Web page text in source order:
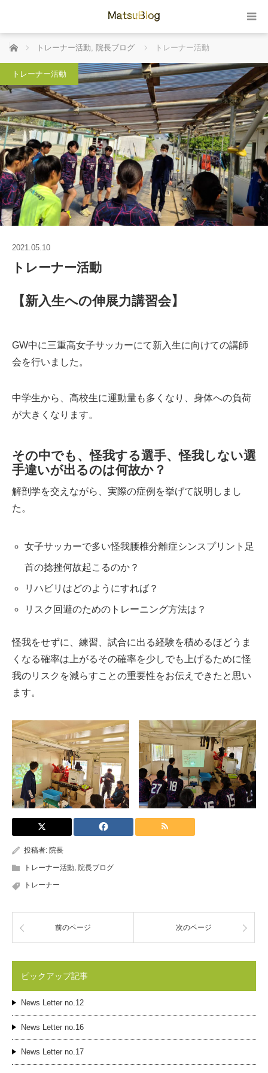
ホーム トレーナー活動, 院長ブログ トレーナー活動
トレーナー活動
2021.05.10
トレーナー活動
【新入生への伸展力講習会】
GW中に三重高女子サッカーにて新入生に向けての講師
会を行いました。
中学生から、高校生に運動量も多くなり、身体への負荷
が大きくなります。
その中でも、怪我する選手、怪我しない選
手違いが出るのは何故か？
解剖学を交えながら、実際の症例を挙げて説明しまし
た。
女子サッカーで多い怪我腰椎分離症シンスプリント足
首の捻挫何故起こるのか？
リハビリはどのようにすれば？
リスク回避のためのトレーニング方法は？
怪我をせずに、練習、試合に出る経験を積めるほどうま
くなる確率は上がるその確率を少しでも上げるために怪
我のリスクを減らすことの重要性をお伝えできたと思い
ます。
投稿者: 院長
トレーナー活動, 院長ブログ
トレーナー
前のページ 次のページ
ピックアップ記事
News Letter no.12
News Letter no.16
News Letter no.17